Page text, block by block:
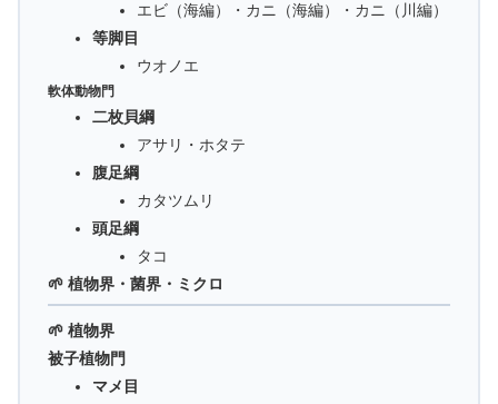
エビ（海編）・カニ（海編）・カニ（川編）
等脚目
ウオノエ
軟体動物門
二枚貝綱
アサリ・ホタテ
腹足綱
カタツムリ
頭足綱
タコ
🌱 植物界・菌界・ミクロ
🌱 植物界
被子植物門
マメ目